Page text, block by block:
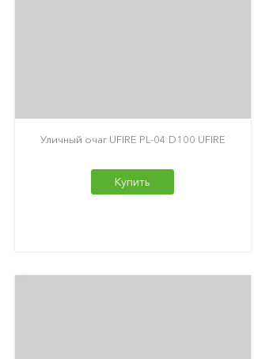
Уличный очаг UFIRE PL-04 D100 UFIRE
Купить